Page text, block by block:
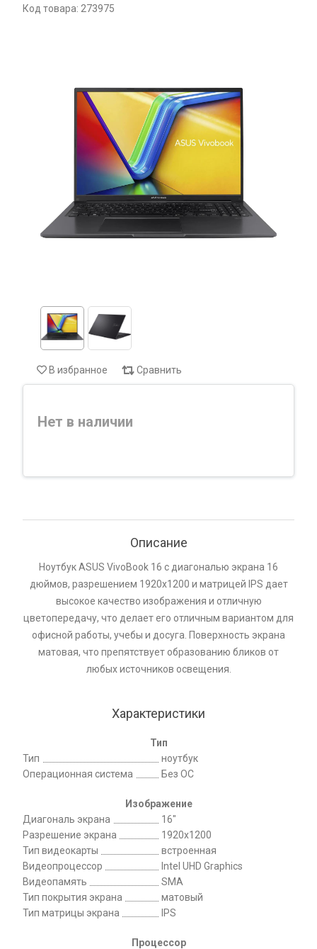
Код товара: 273975
В избранное Сравнить
Нет в наличии
Описание
Ноутбук ASUS VivoBook 16 с диагональю экрана 16
дюймов, разрешением 1920х1200 и матрицей IPS дает
высокое качество изображения и отличную
цветопередачу, что делает его отличным вариантом для
офисной работы, учебы и досуга. Поверхность экрана
матовая, что препятствует образованию бликов от
любых источников освещения.
Характеристики
Тип
Тип
ноутбук
Операционная система
Без ОС
Изображение
Диагональ экрана
16"
Разрешение экрана
1920x1200
Тип видеокарты
встроенная
Видеопроцессор
Intel UHD Graphics
Видеопамять
SMA
Тип покрытия экрана
матовый
Тип матрицы экрана
IPS
Процессор